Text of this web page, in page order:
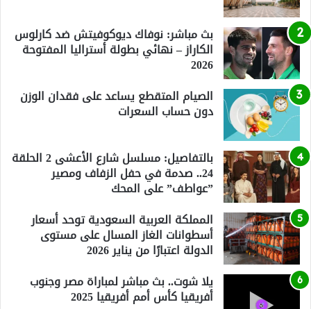
بث مباشر: نوفاك ديوكوفيتش ضد كارلوس
الكاراز – نهائي بطولة أستراليا المفتوحة
2026
الصيام المتقطع يساعد على فقدان الوزن
دون حساب السعرات
بالتفاصيل: مسلسل شارع الأعشى 2 الحلقة
24.. صدمة في حفل الزفاف ومصير
”عواطف” على المحك
المملكة العربية السعودية توحد أسعار
أسطوانات الغاز المسال على مستوى
الدولة اعتبارًا من يناير 2026
يلا شوت.. بث مباشر لمباراة مصر وجنوب
أفريقيا كأس أمم أفريقيا 2025